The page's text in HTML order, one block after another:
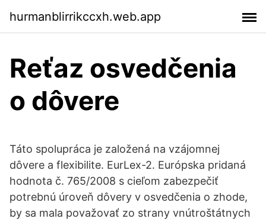
hurmanblirrikccxh.web.app
Reťaz osvedčenia
o dôvere
Táto spolupráca je založená na vzájomnej
dôvere a flexibilite. EurLex-2. Európska pridaná
hodnota č. 765/2008 s cieľom zabezpečiť
potrebnú úroveň dôvery v osvedčenia o zhode,
by sa mala považovať zo strany vnútroštátnych